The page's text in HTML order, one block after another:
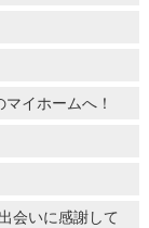
イホームへ！
会いに感謝して